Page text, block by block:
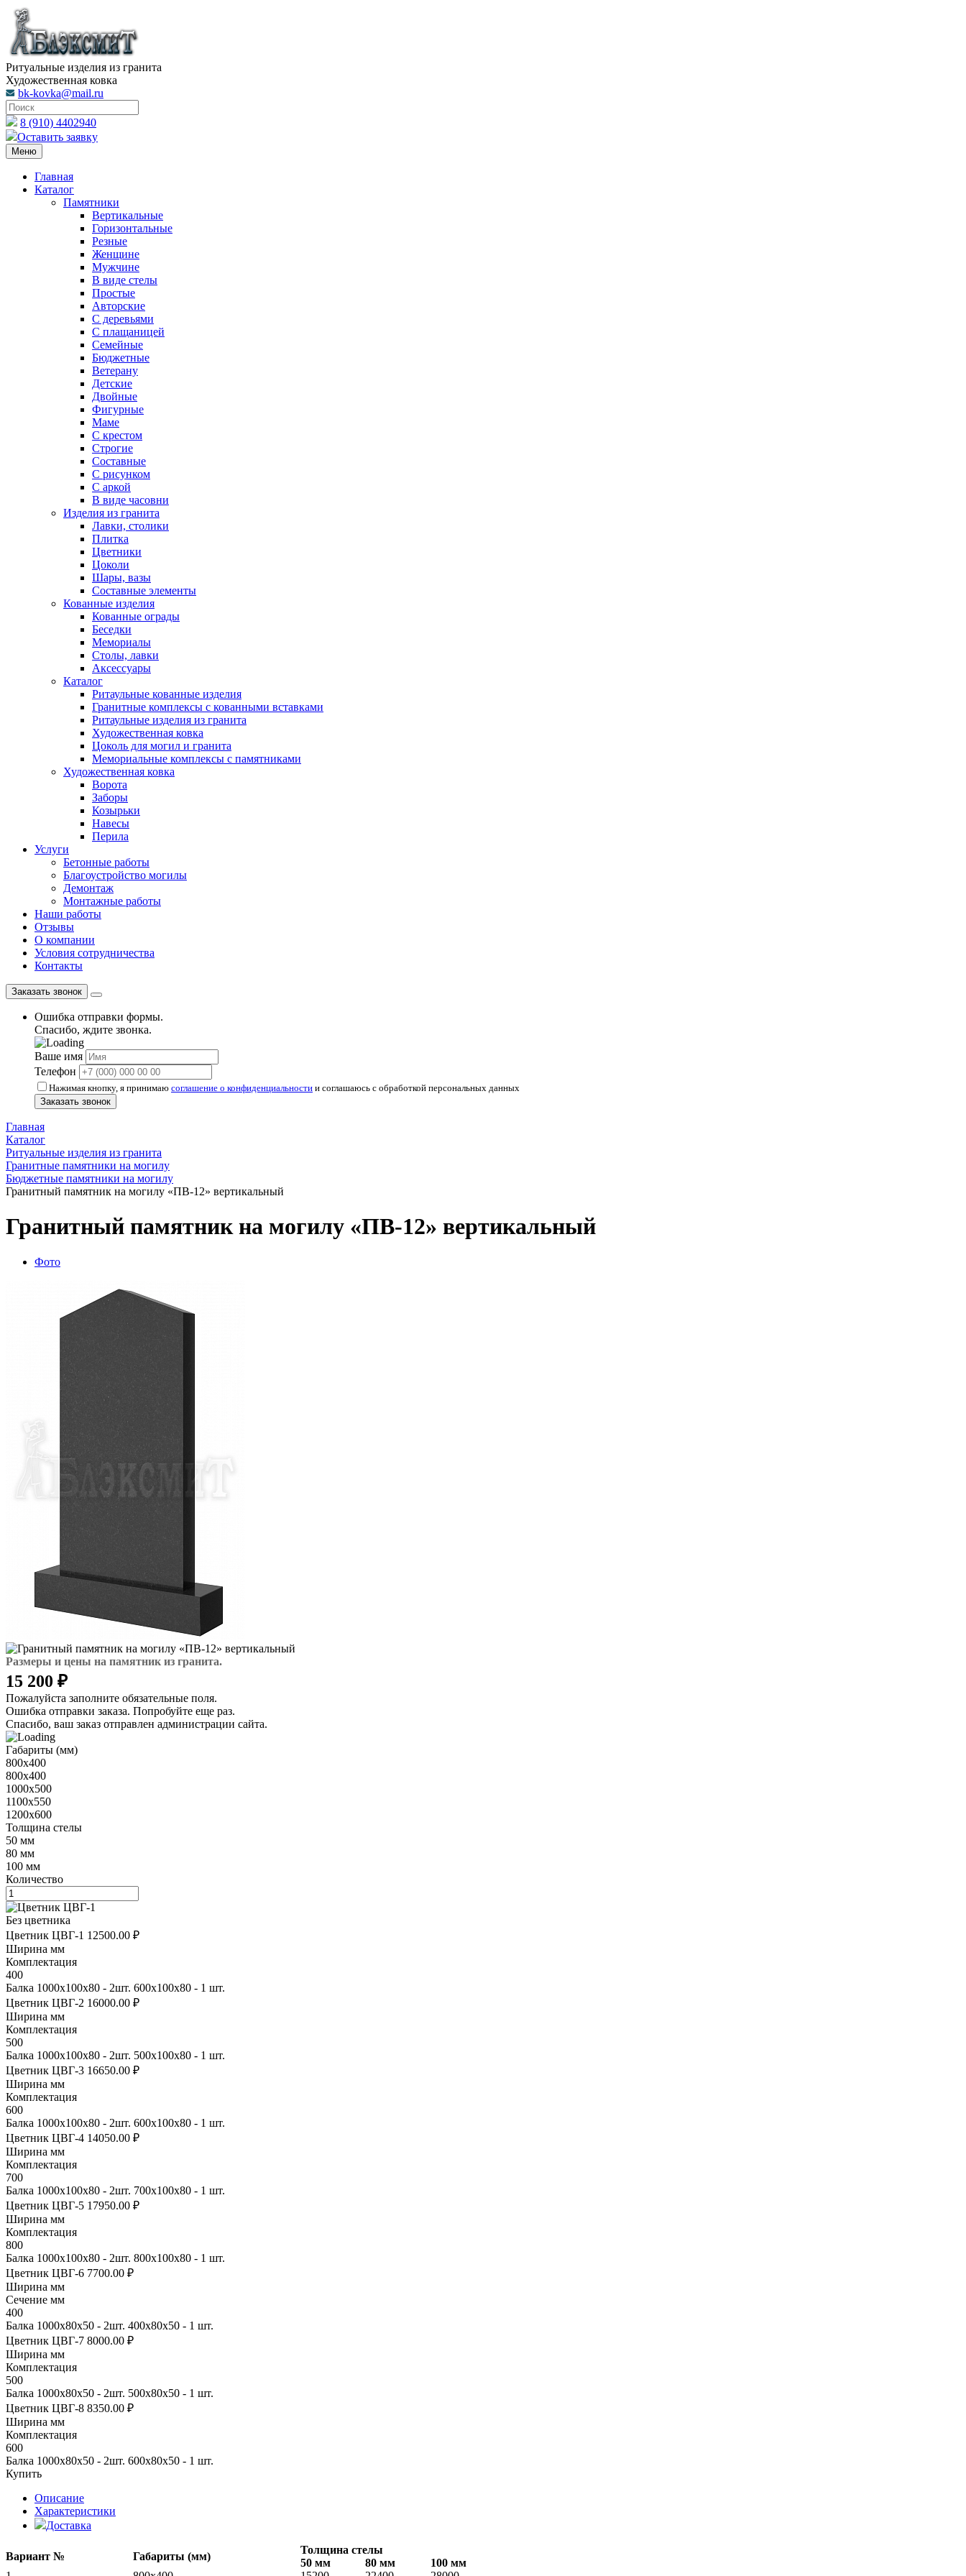
Ритуальные изделия из гранита
Художественная ковка
bk-kovka@mail.ru
8 (910) 4402940
Оставить заявку
Меню
Главная
Каталог
Памятники
Вертикальные
Горизонтальные
Резные
Женщине
Мужчине
В виде стелы
Простые
Авторские
С деревьями
С плащаницей
Семейные
Бюджетные
Ветерану
Детские
Двойные
Фигурные
Маме
С крестом
Строгие
Составные
С рисунком
С аркой
В виде часовни
Изделия из гранита
Лавки, столики
Плитка
Цветники
Цоколи
Шары, вазы
Составные элементы
Кованные изделия
Кованные ограды
Беседки
Мемориалы
Столы, лавки
Аксессуары
Каталог
Ритаульные кованные изделия
Гранитные комплексы с кованными вставками
Ритаульные изделия из гранита
Художественная ковка
Цоколь для могил и гранита
Мемориальные комплексы с памятниками
Художественная ковка
Ворота
Заборы
Козырьки
Навесы
Перила
Услуги
Бетонные работы
Благоустройство могилы
Демонтаж
Монтажные работы
Наши работы
Отзывы
О компании
Условия сотрудничества
Контакты
Заказать звонок
Ошибка отправки формы.
Спасибо, ждите звонка.
Ваше имя
Телефон
Нажимая кнопку, я принимаю соглашение о конфиденциальности и соглашаюсь с обработкой персональных данных
Заказать звонок
Главная
Каталог
Ритуальные изделия из гранита
Гранитные памятники на могилу
Бюджетные памятники на могилу
Гранитный памятник на могилу «ПВ-12» вертикальный
Гранитный памятник на могилу «ПВ-12» вертикальный
Фото
Размеры и цены на памятник из гранита.
15 200 ₽
Пожалуйста заполните обязательные поля.
Ошибка отправки заказа. Попробуйте еще раз.
Спасибо, ваш заказ отправлен администрации сайта.
Габариты (мм)
800х400
800х400
1000х500
1100х550
1200х600
Толщина стелы
50 мм
80 мм
100 мм
Количество
Без цветника
Цветник ЦВГ-1 12500.00 ₽
Ширина мм
Комплектация
400
Балка 1000х100х80 - 2шт. 600х100х80 - 1 шт.
Цветник ЦВГ-2 16000.00 ₽
Ширина мм
Комплектация
500
Балка 1000х100х80 - 2шт. 500х100х80 - 1 шт.
Цветник ЦВГ-3 16650.00 ₽
Ширина мм
Комплектация
600
Балка 1000х100х80 - 2шт. 600х100х80 - 1 шт.
Цветник ЦВГ-4 14050.00 ₽
Ширина мм
Комплектация
700
Балка 1000х100х80 - 2шт. 700х100х80 - 1 шт.
Цветник ЦВГ-5 17950.00 ₽
Ширина мм
Комплектация
800
Балка 1000х100х80 - 2шт. 800х100х80 - 1 шт.
Цветник ЦВГ-6 7700.00 ₽
Ширина мм
Сечение мм
400
Балка 1000х80х50 - 2шт. 400х80х50 - 1 шт.
Цветник ЦВГ-7 8000.00 ₽
Ширина мм
Комплектация
500
Балка 1000х80х50 - 2шт. 500х80х50 - 1 шт.
Цветник ЦВГ-8 8350.00 ₽
Ширина мм
Комплектация
600
Балка 1000х80х50 - 2шт. 600х80х50 - 1 шт.
Купить
Описание
Характеристики
Доставка
Вариант № Габариты (мм)
Толщина стелы
50 мм
80 мм
100 мм